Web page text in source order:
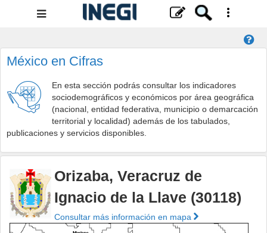
Menú
México en Cifras
En esta sección podrás consultar los indicadores
sociodemográficos y económicos por área geográfica
(nacional, entidad federativa, municipio o demarcación
territorial y localidad) además de los tabulados,
publicaciones y servicios disponibles.
Orizaba, Veracruz de
Ignacio de la Llave (30118)
Consultar más información en mapa